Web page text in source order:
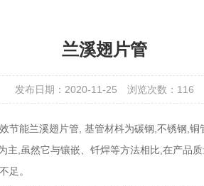
兰溪翅片管
发布日期：2020-11-25 浏览次数： 116
节能兰溪翅片管, 基管材枓为碳钢,不锈钢,铜
,虽然它与镶嵌、钎焊等方法相比,在产品
足。